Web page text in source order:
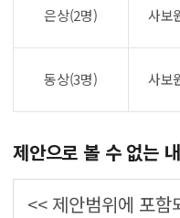
은상(2명) 사보
동상(3명) 사보
제안으로 볼 수 없는
<< 제안범위에 포